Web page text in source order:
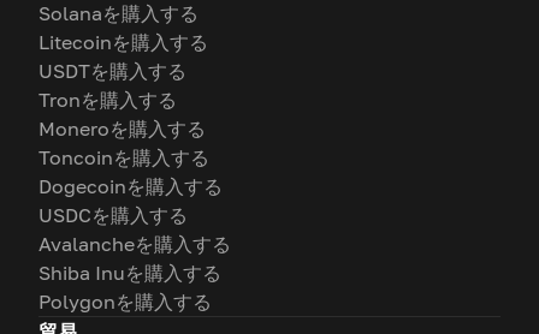
Solanaを購入する
Litecoinを購入する
USDTを購入する
Tronを購入する
Moneroを購入する
Toncoinを購入する
Dogecoinを購入する
USDCを購入する
Avalancheを購入する
Shiba Inuを購入する
Polygonを購入する